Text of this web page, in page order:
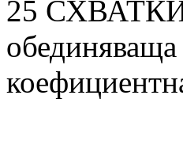
25 СХВАТКИ:
обединяваща